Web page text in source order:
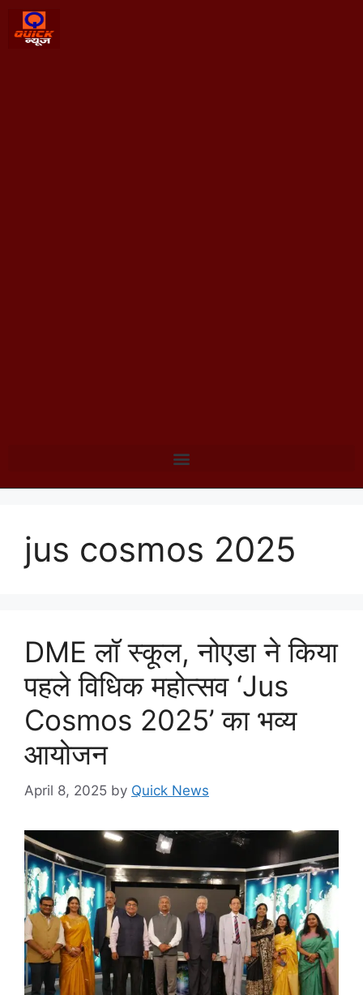
jus cosmos 2025
DME लॉ स्कूल, नोएडा ने किया
पहले विधिक महोत्सव ‘Jus
Cosmos 2025’ का भव्य
आयोजन
April 8, 2025 by Quick News